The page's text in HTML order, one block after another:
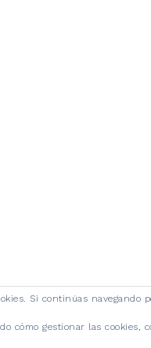
Si continúas navegando
cómo gestionar las cookies,